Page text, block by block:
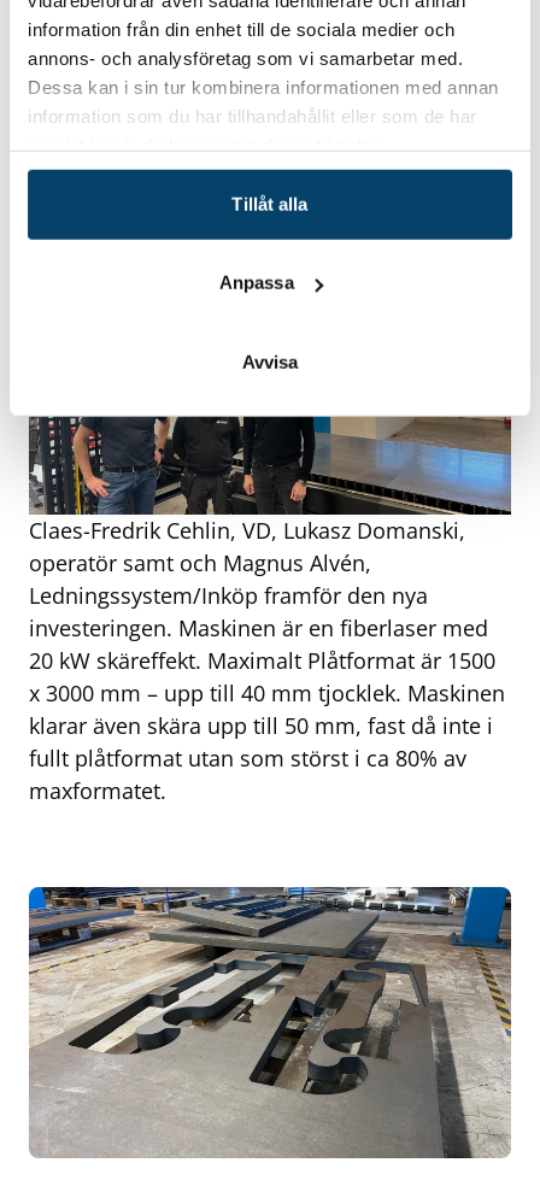
information från din enhet till de sociala medier och
annons- och analysföretag som vi samarbetar med.
Dessa kan i sin tur kombinera informationen med annan
information som du har tillhandahållit eller som de har
Tillåt alla
Anpassa
Avvisa
Parallellt med certifieringsarbetet har Norje
Smidesteknik gjort flera andra satsningar. Under det
senaste året har företaget investerat tungt i ny
teknik, bland annat en fiberlaser som gjort det
Claes-Fredrik Cehlin, VD, Lukasz Domanski,
operatör samt och Magnus Alvén,
Ledningssystem/Inköp framför den nya
investeringen. Maskinen är en fiberlaser med
20 kW skäreffekt. Maximalt Plåtformat är 1500
x 3000 mm – upp till 40 mm tjocklek. Maskinen
klarar även skära upp till 50 mm, fast då inte i
fullt plåtformat utan som störst i ca 80% av
maxformatet.